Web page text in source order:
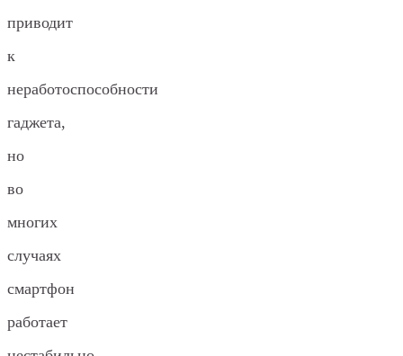
приводит
к
неработоспособности
гаджета,
но
во
многих
случаях
смартфон
работает